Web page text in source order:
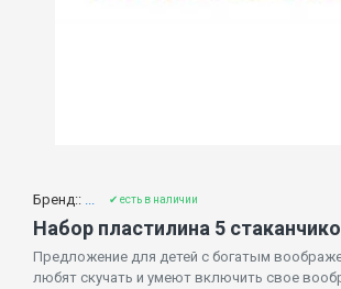
Бренд:: ✔ есть в наличии
Набор пластилина 5
Предложение для детей с богатым
любят скучать и умеют включить свое